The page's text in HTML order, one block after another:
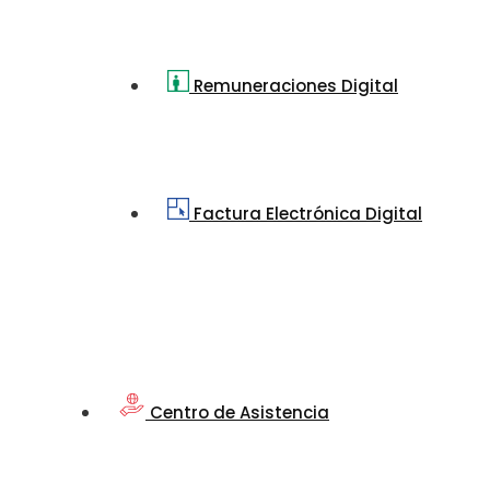
Remuneraciones Digital
Factura Electrónica Digital
Centro de Asistencia